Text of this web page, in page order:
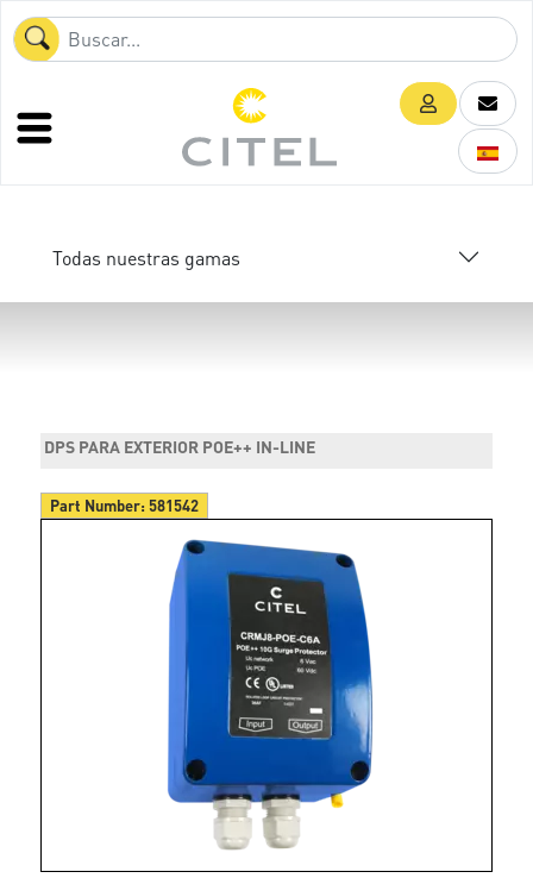
Todas nuestras gamas
DPS PARA EXTERIOR POE++ IN-LINE
Part Number:581542